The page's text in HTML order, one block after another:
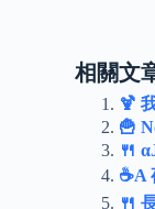
相關文
🍹
🍟
🍴
☕A
🍴